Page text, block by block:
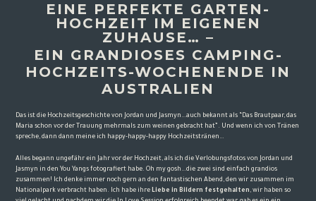
EINE PERFEKTE GARTEN-
HOCHZEIT IM EIGENEN
ZUHAUSE… –
EIN GRANDIOSES CAMPING-
HOCHZEITS-WOCHENENDE IN
AUSTRALIEN
Das ist die Hochzeitsgeschichte von Jordan und Jasmyn…auch bekannt als “Das Brautpaar, das
Maria schon vor der Trauung mehrmals zum weinen gebracht hat”. Und wenn ich von Tränen
spreche, dann dann meine ich happy-happy-happy Hochzeitstränen…
Alles begann ungefähr ein Jahr vor der Hochzeit, als ich die Verlobungsfotos von Jordan und
Jasmyn in den You Yangs fotografiert habe. Oh my gosh…die zwei sind einfach grandios
zusammen! Ich denke immer noch gern an den fantastischen Abend, den wir zusammen im
Nationalpark verbracht haben. Ich habe ihreLiebe in Bildern festgehalten , wir haben so